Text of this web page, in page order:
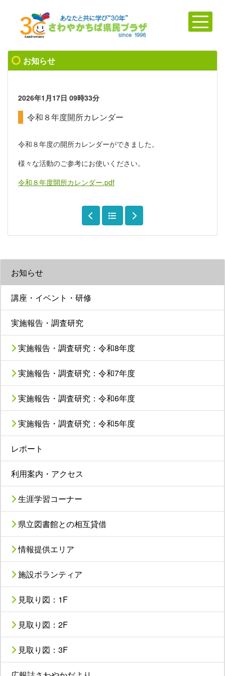
お知らせ
講座・イベント・研修
実施報告・調査研究
実施報告・調査研究：令和8年度
実施報告・調査研究：令和7年度
実施報告・調査研究：令和6年度
実施報告・調査研究：令和5年度
レポート
利用案内・アクセス
生涯学習コーナー
県立図書館との相互貸借
情報提供エリア
施設ボランティア
見取り図：1F
見取り図：2F
見取り図：3F
お知らせ
2026年1月17日 09時33分
令和８年度開所カレンダー
令和８年度の開所カレンダーができました。
様々な活動のご参考にお使いください。
令和８年度開所カレンダー.pdf